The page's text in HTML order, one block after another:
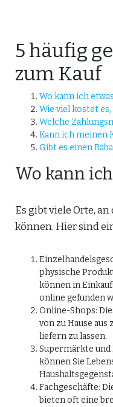
5 häufig
zum Kauf
Wo kann ich
Wie viel kostet es,
Welche
Kann ich meinen
Gibt es einen
Wo kann
Es gibt viele Orte,
können. Hier sind
physische
können in
online gefunden
Online-Shops:
von zu Hause
liefern zu lassen.
Supermärkte
können Sie
Fachgeschäfte:
bieten oft eine